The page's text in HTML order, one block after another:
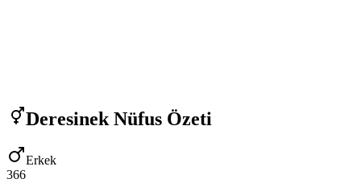
Deresinek Nüfus Özeti
Erkek
366